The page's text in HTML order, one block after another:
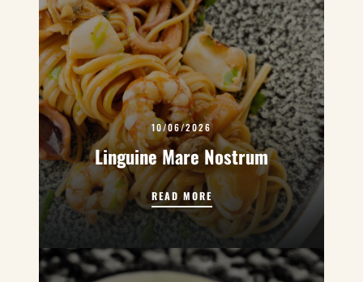
10/06/2026
Linguine Mare Nostrum
READ MORELINGUINE MARE NOSTRUM